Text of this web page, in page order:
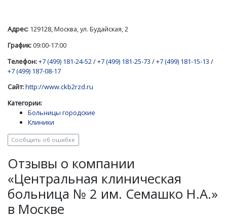
Адрес: 129128, Москва, ул. Будайская, 2
График:09:00-17:00
Телефон:+7 (499) 181-24-52 /+7 (499) 181-25-73 /+7 (499) 181-15-13 /
+7 (499) 187-08-17
Сайт:http://www.ckb2rzd.ru
Категории:
Больницы городские
Клиники
Сообщить об ошибке
Отзывы о компании
«Центральная клиническая
больница № 2 им. Семашко Н.А.»
в Москве